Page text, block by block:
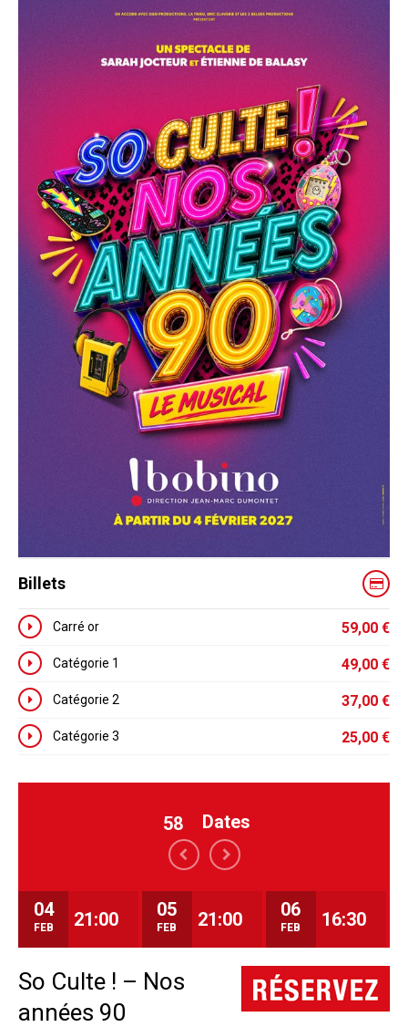
Billets
Carré or 59,00 €
Catégorie 1 49,00 €
Catégorie 2 37,00 €
Catégorie 3 25,00 €
58 Dates
04
FEB 21:00 05
FEB 21:00 06
FEB 16:30
So Culte ! – Nos
années 90